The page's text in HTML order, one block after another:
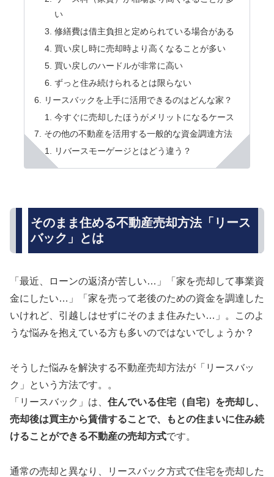
い
修繕費は借主負担と定められている場合がある
買い戻し時に売却時より高くなることが多い
買い戻しのハードルが非常に高い
ずっと住み続けられるとは限らない
リースバックを上手に活用できるのはどんな家？
今すぐに売却したほうがメリットになるケース
その他の不動産を活用する一般的な資金調達方法
リバースモーゲージとはどう違う？
そのまま住める不動産売却方法「リース
バック」とは
「最近、ローンの返済が苦しい…」「家を売却して事業資
金にしたい…」「家を売って老後のための資金を調達した
いけれど、引越しはせずにそのまま住みたい…」。このよ
うな悩みを抱えている方も多いのではないでしょうか？
そうした悩みを解決する不動産売却方法が「リースバッ
ク」という方法です。。
「リースバック」は、 住んでいる住宅（自宅）を売却し、
売却後は買主から賃借することで、もとの住まいに住み続
けることができる不動産の売却方式です。
通常の売却と異なり、リースバック方式で住宅を売却した